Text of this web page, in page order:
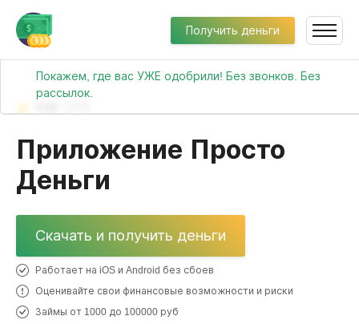
Получить деньги
Покажем, где вас УЖЕ одобрили! Без звонков. Без
рассылок.
Приложение Просто
Деньги
Скачать и получить деньги
Работает на iOS и Android без сбоев
Оценивайте свои финансовые возможности и риски
Займы от 1000 до 100000 руб